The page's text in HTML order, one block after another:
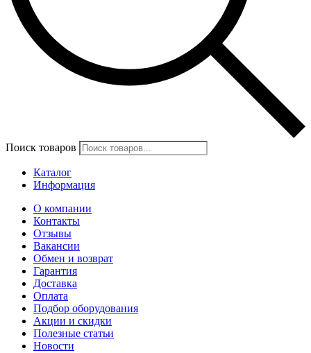
Поиск товаров
Каталог
Информация
О компании
Контакты
Отзывы
Вакансии
Обмен и возврат
Гарантия
Доставка
Оплата
Подбор оборудования
Акции и скидки
Полезные статьи
Новости